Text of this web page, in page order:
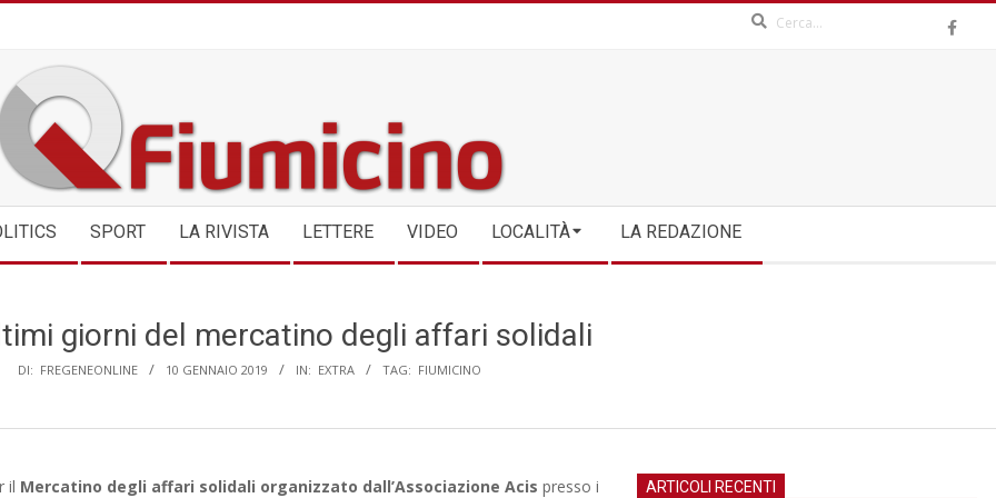
SPORT LA RIVISTA LETTERE VIDEO LOCALITÀ LA REDAZIONE
giorni del mercatino degli affari solidali
DI: FREGENEONLINE 10 GENNAIO 2019 IN: EXTRA TAG: FIUMICINO
il Mercatino degli affari solidali organizzato dall’Associazione Acis presso i
ARTICOLI RECENTI